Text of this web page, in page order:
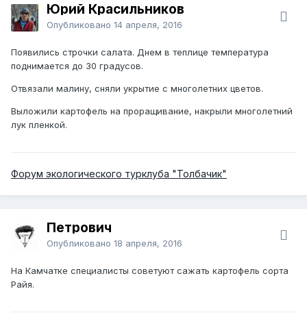
Юрий Красильников
Опубликовано 14 апреля, 2016
Появились строчки салата. Днем в теплице температура
поднимается до 30 градусов.
Отвязали малину, сняли укрытие с многолетних цветов.
Выложили картофель на проращивание, накрыли многолетний
лук пленкой.
Форум экологического турклуба "Толбачик"
Петрович
Опубликовано 18 апреля, 2016
На Камчатке специалисты советуют сажать картофель сорта
Райя.